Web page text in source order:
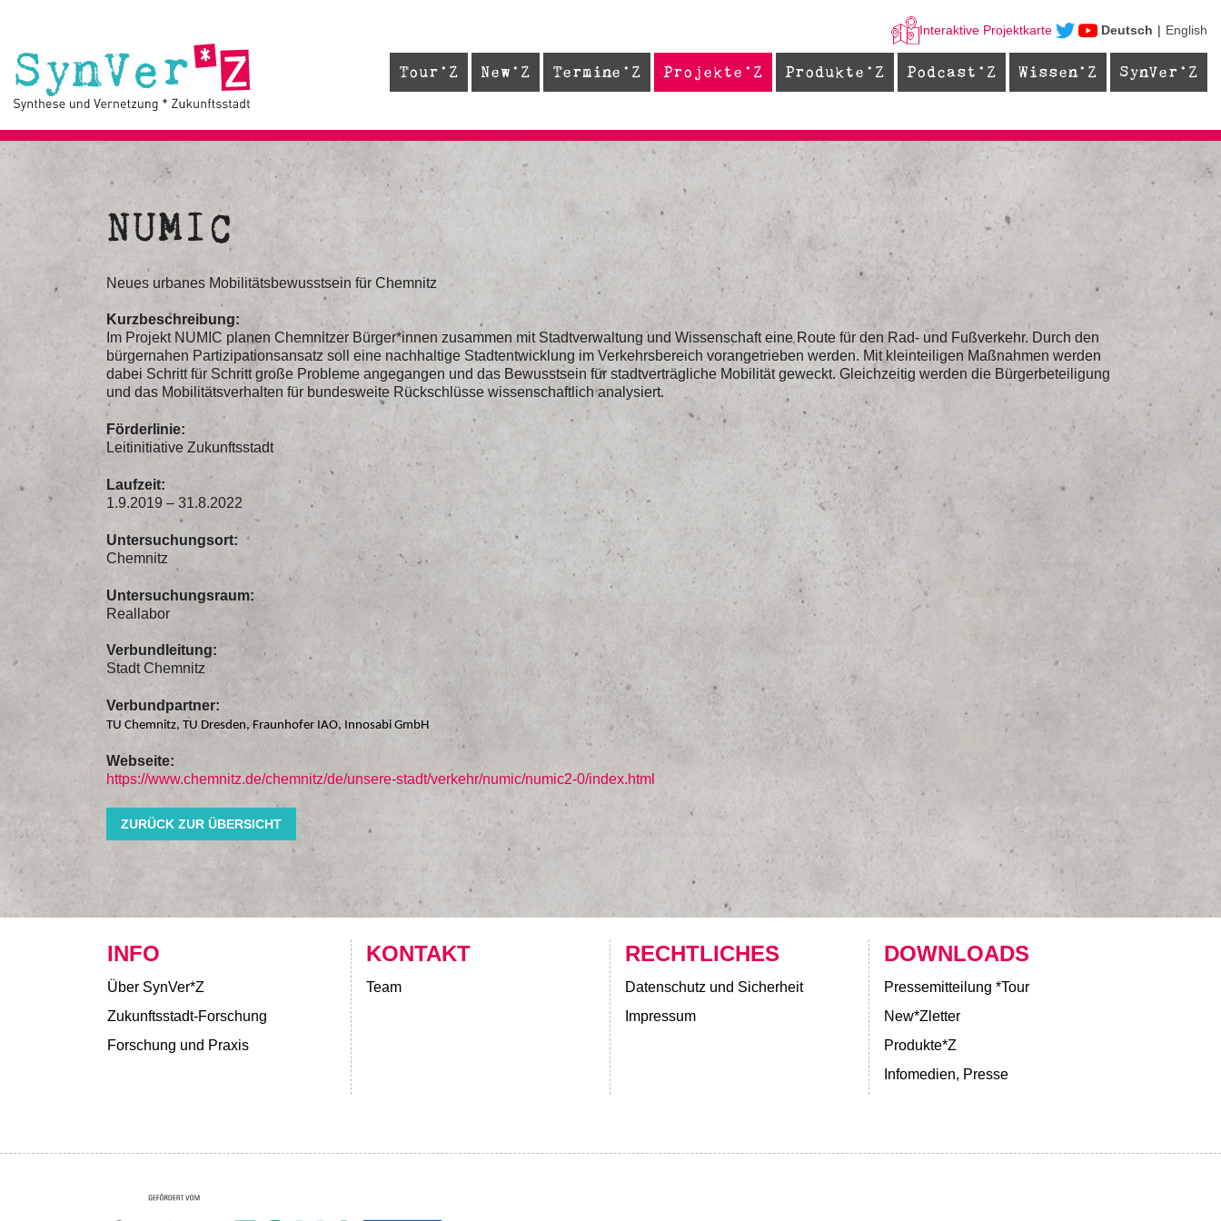
Tour New Termine Projekte Produkte Podcast Wissen SynVer
Interaktive Projektkarte Deutsch English
NUMIC
Neues urbanes Mobilitätsbewusstsein für Chemnitz
Kurzbeschreibung:
Im Projekt NUMIC planen Chemnitzer Bürger*innen zusammen mit Stadtverwaltung und Wissenschaft eine Route für den Rad- und Fußverkehr. Durch den
bürgernahen Partizipationsansatz soll eine nachhaltige Stadtentwicklung im Verkehrsbereich vorangetrieben werden. Mit kleinteiligen Maßnahmen werden
dabei Schritt für Schritt große Probleme angegangen und das Bewusstsein für stadtverträgliche Mobilität geweckt. Gleichzeitig werden die Bürgerbeteiligung
und das Mobilitätsverhalten für bundesweite Rückschlüsse wissenschaftlich analysiert.
Förderlinie:
Leitinitiative Zukunftsstadt
Laufzeit:
1.9.2019 – 31.8.2022
Untersuchungsort:
Chemnitz
Untersuchungsraum:
Reallabor
Verbundleitung:
Stadt Chemnitz
Verbundpartner:
TU Chemnitz, TU Dresden, Fraunhofer IAO, Innosabi GmbH
Webseite:
https://www.chemnitz.de/chemnitz/de/unsere-stadt/verkehr/numic/numic2-0/index.html
ZURÜCK ZUR ÜBERSICHT
INFO
Über SynVer*Z
Zukunftsstadt-Forschung
Forschung und Praxis
KONTAKT
Team
RECHTLICHES
Datenschutz und Sicherheit
Impressum
DOWNLOADS
Pressemitteilung *Tour
New*Zletter
Produkte*Z
Infomedien, Presse